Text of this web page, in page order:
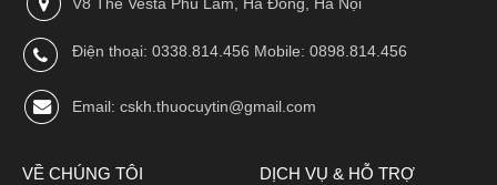
Điện thoại: 0338.814.456 Mobile: 0898.814.456
Email: cskh.thuocuytin@gmail.com
VỀ CHÚNG TÔI DỊCH VỤ & HỖ TRỢ